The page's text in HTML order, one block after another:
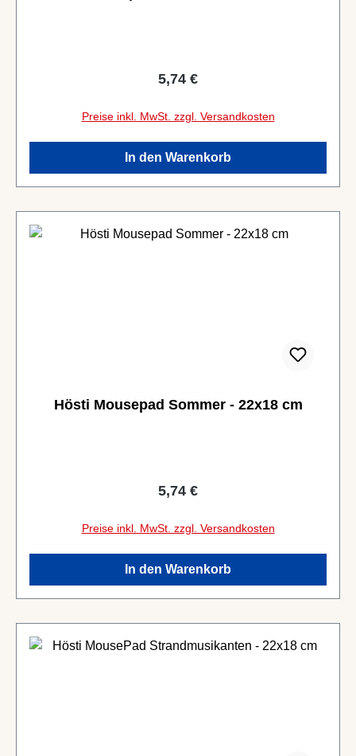
Regulärer Preis:
5,74 €
Preise inkl. MwSt. zzgl. Versandkosten
In den Warenkorb
Hösti Mousepad Sommer - 22x18 cm
Regulärer Preis:
5,74 €
Preise inkl. MwSt. zzgl. Versandkosten
In den Warenkorb